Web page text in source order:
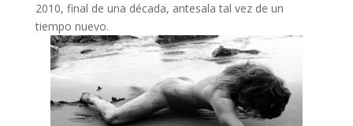
2010, final de una década, antesala tal vez de un
tiempo nuevo.